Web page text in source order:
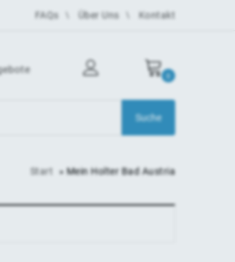
FAQs Über Uns Kontakt
Start » Mein Holter Bad Austria